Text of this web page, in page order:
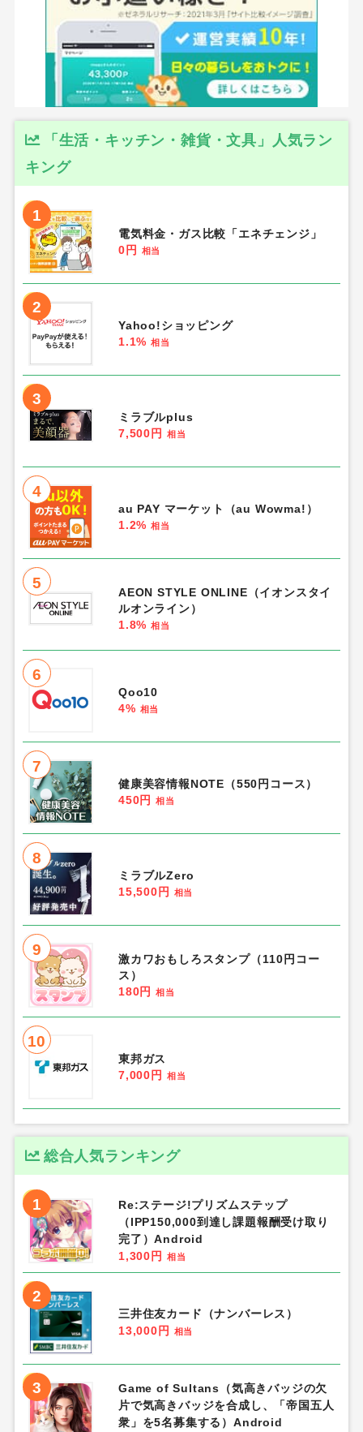
「生活・キッチン・雑貨・文具」人気ラン
キング
1
電気料金・ガス比較「エネチェンジ」
0円
相当
2
Yahoo!ショッピング
1.1% 相当
3
ミラブルplus
7,500円
相当
4
au PAY マーケット（au Wowma!）
1.2% 相当
5
AEON STYLE ONLINE（イオンスタイ
ルオンライン）
1.8% 相当
6
Qoo10
4% 相当
7
健康美容情報NOTE（550円コース）
450円
相当
8
ミラブルZero
15,500円
相当
9
激カワおもしろスタンプ（110円コー
ス）
180円
相当
10
東邦ガス
7,000円
相当
総合人気ランキング
1
Re:ステージ!プリズムステップ
（IPP150,000到達し課題報酬受け取り
完了）Android
1,300円
相当
2
三井住友カード（ナンバーレス）
13,000円
相当
3
Game of Sultans（気高きバッジの欠
片で気高きバッジを合成し、「帝国五人
衆」を5名募集する）Android